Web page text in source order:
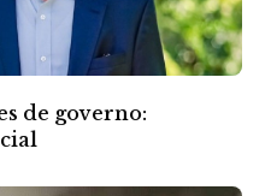
de governo: